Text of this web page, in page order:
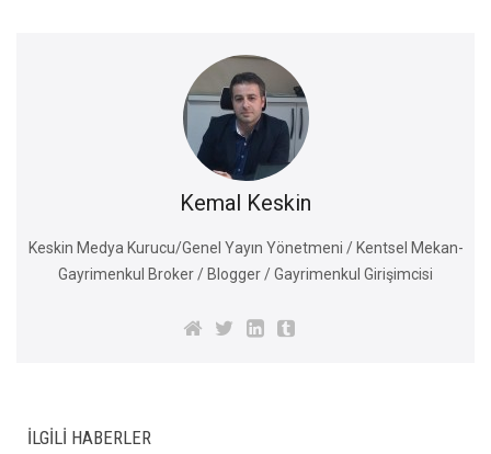
Kemal Keskin
Keskin Medya Kurucu/Genel Yayın Yönetmeni / Kentsel Mekan-
Gayrimenkul Broker / Blogger / Gayrimenkul Girişimcisi
İLGILI HABERLER